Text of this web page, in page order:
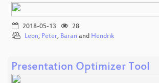
2018-05-13
28
Leon, Peter, Baran and Hendrik
Presentation Optimizer Tool